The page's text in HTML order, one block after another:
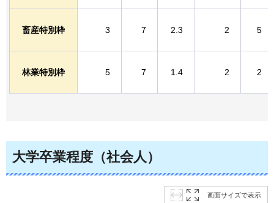
畜産特別枠 3 7 2.3 2 5
林業特別枠 5 7 1.4 2 2
大学卒業程度（社会人）
画面サイズで表示